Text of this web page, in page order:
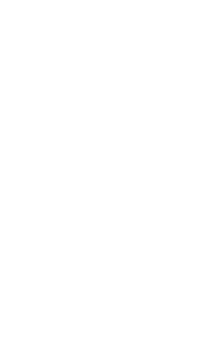
https://
valenciana-y-
Esto supone la
carácter general,
la excepción de
totalidad de los
Cercanías de
los servicios se